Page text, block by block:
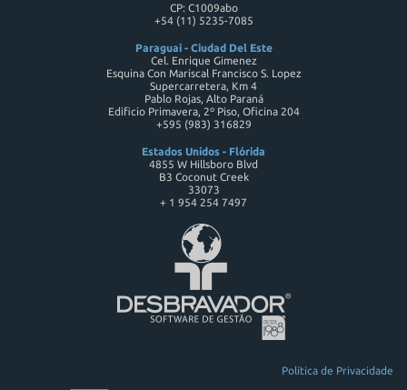
CP: C1009abo
+54 (11) 5235-7085
Paraguai - Ciudad Del Este
Cel. Enrique Gimenez
Esquina Con Mariscal Francisco S. Lopez
Supercarretera, Km 4
Pablo Rojas, Alto Paraná
Edificio Primavera, 2º Piso, Oficina 204
+595 (983) 316829
Estados Unidos - Flórida
4855 W Hillsboro Blvd
B3 Coconut Creek
33073
+ 1 954 254 7497
Política de Privacidade